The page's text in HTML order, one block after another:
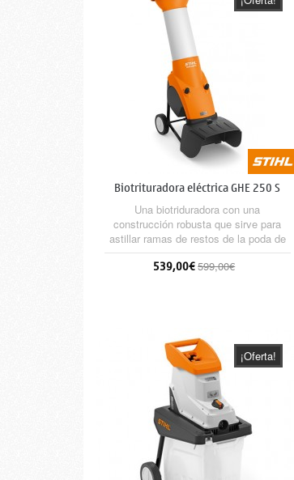
Biotrituradora eléctrica GHE 250 S
Una biotriduradora con una
construcción robusta que sirve para
astillar ramas de restos de la poda de
árboles y setos, así como material
ramificado voluminoso y grueso. La
alimentación automática del disco de...
539,00€599,00€
¡Oferta!